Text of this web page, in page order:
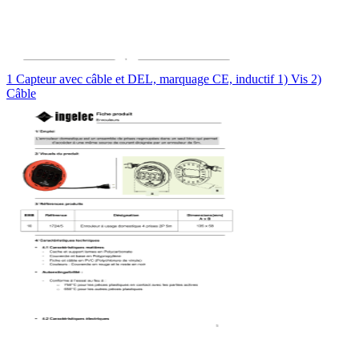
1 Capteur avec câble et DEL, marquage CE, inductif 1) Vis 2)
Câble